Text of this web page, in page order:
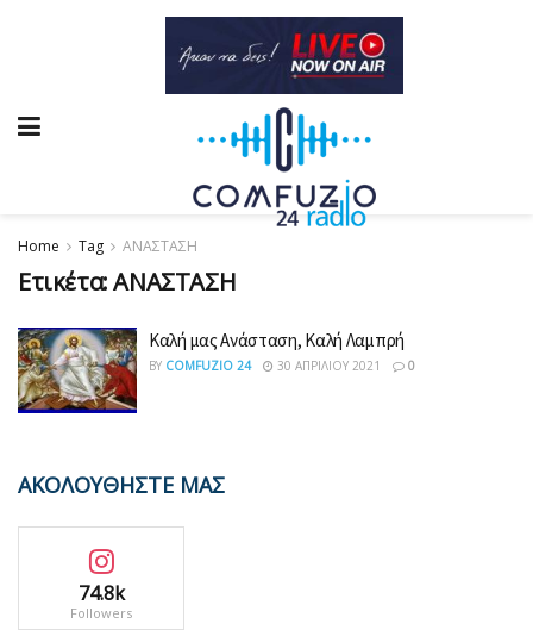
Home Tag ΑΝΑΣΤΑΣΗ
Ετικέτα:ΑΝΑΣΤΑΣΗ
Καλή μας Ανάσταση, Καλή Λαμπρή
BY COMFUZIO 24 30 ΑΠΡΙΛΊΟΥ 2021 0
ΑΚΟΛΟΥΘΗΣΤΕ ΜΑΣ
74.8k
Followers